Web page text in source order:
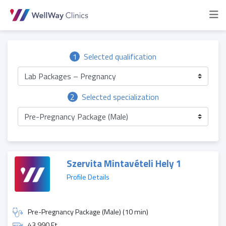
1 Selected qualification
Lab Packages – Pregnancy
2
Selected specialization
Pre-Pregnancy Package (Male)
Szervita Mintavételi Hely 1
Profile Details
Pre-Pregnancy Package (Male) (10 min)